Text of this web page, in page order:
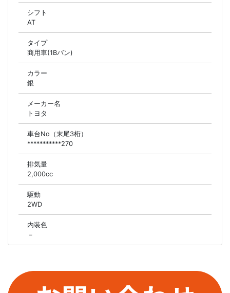
シフト
AT
タイプ
商用車(1Bバン)
カラー
銀
メーカー名
トヨタ
車台No（末尾3桁）
***********270
排気量
2,000cc
駆動
2WD
内装色
－